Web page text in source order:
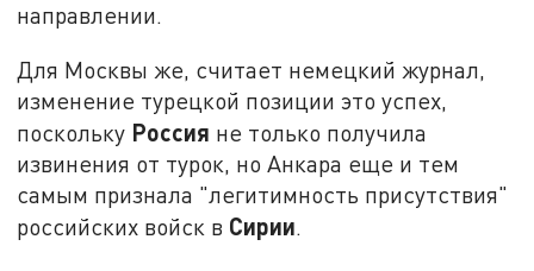
направлении.
Для Москвы же, считает немецкий журнал,
изменение турецкой позиции это успех,
поскольку Россия не только получила
извинения от турок, но Анкара еще и тем
самым признала "легитимность присутствия"
российских войск в Сирии.